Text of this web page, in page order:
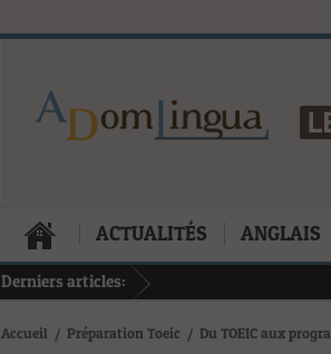
ACTUALITÉS ANGLAIS
Derniers articles:
Accueil / Préparation Toeic / Du TOEIC aux